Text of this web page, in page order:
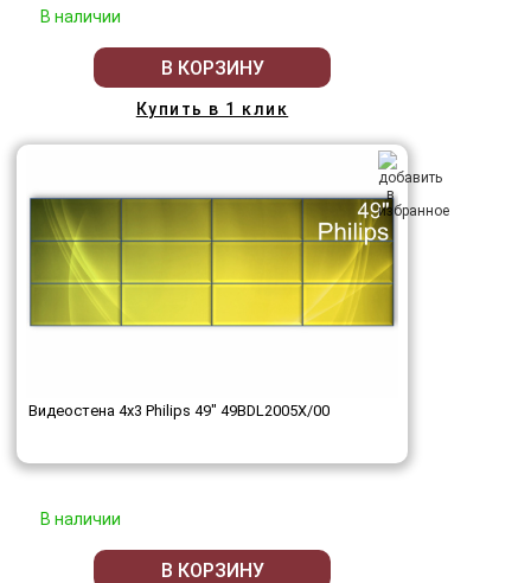
В наличии
В КОРЗИНУ
Купить в 1 клик
Видеостена 4x3 Philips 49" 49BDL2005X/00
В наличии
В КОРЗИНУ